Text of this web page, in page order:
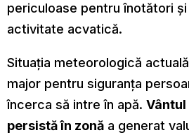
periculoase pentru înotători
activitate acvatică.
Situația meteorologică
major pentru siguranța
încerca să intre în apă.
persistă în zonă a generat